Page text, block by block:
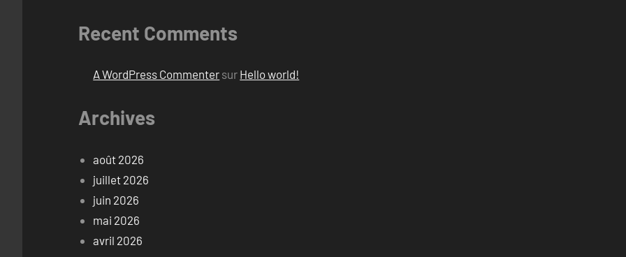
Recent Comments
A WordPress Commenter sur Hello world!
Archives
août 2026
juillet 2026
juin 2026
mai 2026
avril 2026